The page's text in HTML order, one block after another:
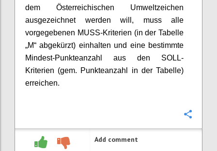
dem Österreichischen Umweltzeichen
ausgezeichnet werden will, muss alle
vorgegebenen MUSS-Kriterien (in der Tabelle
„M“ abgekürzt) einhalten und eine bestimmte
Mindest-Punkteanzahl aus den SOLL-
Kriterien (gem. Punkteanzahl in der Tabelle)
erreichen.
Add comment